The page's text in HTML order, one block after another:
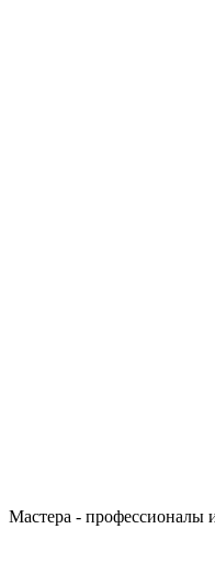
Мастера - профессионалы